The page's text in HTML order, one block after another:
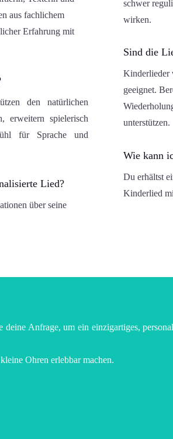
aus fachlichem
Erfahrung mit
den natürlichen
erweitern spielerisch
für Sprache und
Lied?
über seine
schwer
wirken.
Sind die
Kinderlieder
geeignet.
unterstützen.
Wie kann
Du erhältst
Kinderlied
Anfrage, um ein einzigartiges,
Ohren erlebbar machen.